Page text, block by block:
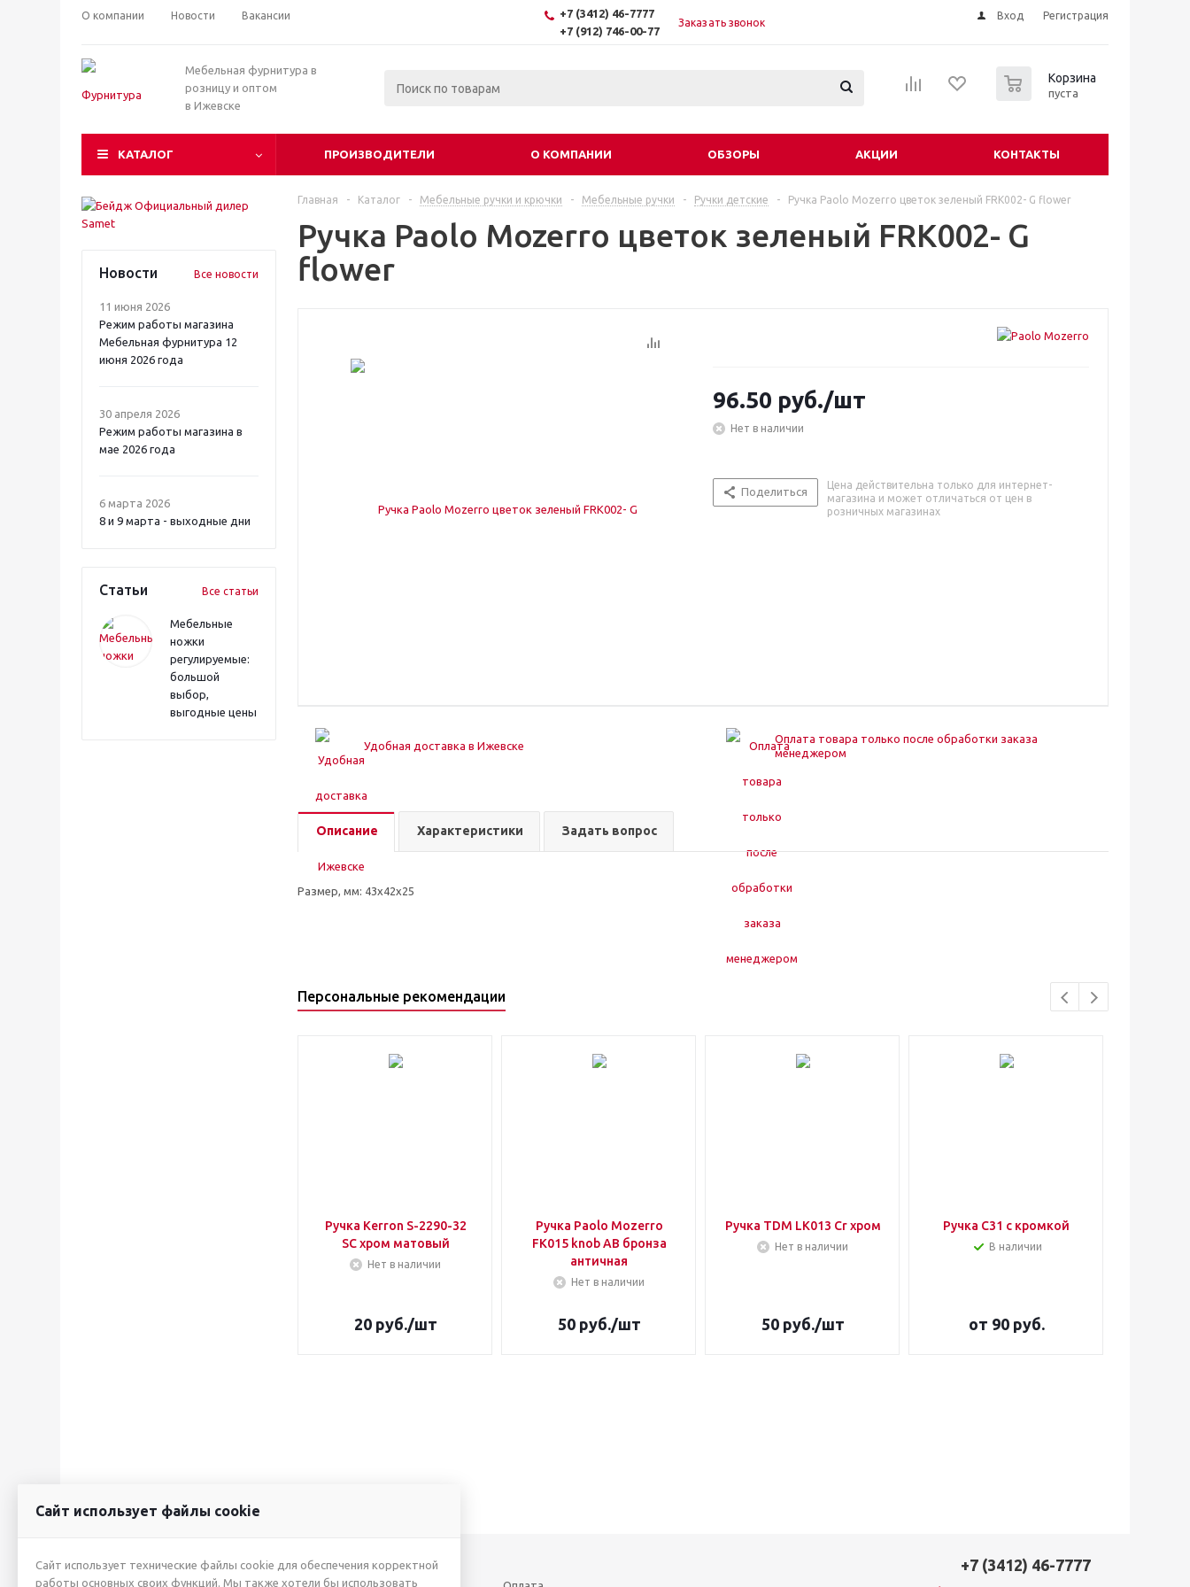
О компании Новости Вакансии
+7 (3412) 46-7777
+7 (912) 746-00-77
Заказать звонок
Вход Регистрация
Мебельная фурнитура в
розницу и оптом
в Ижевске
Корзина
пуста
КАТАЛОГ ПРОИЗВОДИТЕЛИ О КОМПАНИИ ОБЗОРЫ АКЦИИ КОНТАКТЫ
Новости Все новости
11 июня 2026
Режим работы магазина
Мебельная фурнитура 12
июня 2026 года
30 апреля 2026
Режим работы магазина в
мае 2026 года
6 марта 2026
8 и 9 марта - выходные дни
Статьи Все статьи
Мебельные
ножки
регулируемые:
большой
выбор,
выгодные цены
Главная - Каталог - Мебельные ручки и крючки - Мебельные ручки - Ручки детские - Ручка Paolo Mozerro цветок зеленый FRK002- G flower
Ручка Paolo Mozerro цветок зеленый FRK002- G
flower
96.50 руб./шт
Нет в наличии
Поделиться
Цена действительна только для интернет-
магазина и может отличаться от цен в
розничных магазинах
Удобная доставка в Ижевске
Оплата товара только после обработки заказа
менеджером
Описание Характеристики Задать вопрос
Размер, мм: 43x42x25
Персональные рекомендации
Ручка Kerron S-2290-32
SC хром матовый
Нет в наличии
20руб./шт
Ручка Paolo Mozerro
FK015 knob AB бронза
античная
Нет в наличии
50руб./шт
Ручка TDM LK013 Cr хром
Нет в наличии
50руб./шт
Ручка С31 с кромкой
В наличии
от 90 руб.
2026 © ИП Жуйкова А.Ю.
О КОМПАНИИ
+7 (3412) 46-7777
Сайт использует файлы cookie
Сайт использует технические файлы cookie для обеспечения корректной
работы основных своих функций. Мы также хотели бы использовать